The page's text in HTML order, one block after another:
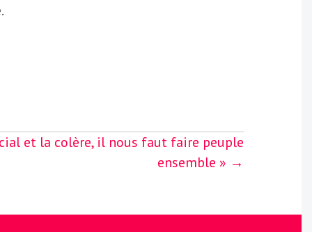
et la colère, il nous faut faire peuple
ensemble » →